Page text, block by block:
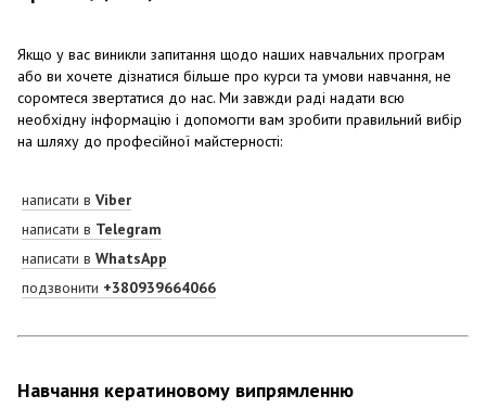
Якщо у вас виникли запитання щодо наших навчальних програм
або ви хочете дізнатися більше про курси та умови навчання, не
соромтеся звертатися до нас. Ми завжди раді надати всю
необхідну інформацію і допомогти вам зробити правильний вибір
на шляху до професійної майстерності:
написати в Viber
написати в Telegram
написати в WhatsApp
подзвонити +380939664066
Навчання кератиновому випрямленню